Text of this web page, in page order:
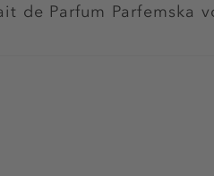
de Parfum Parfemska